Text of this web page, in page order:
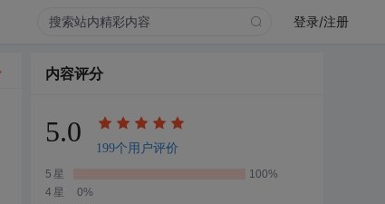
登录/注册
内容评分
5.0
199个用户评价
5星
100%
4星
0%